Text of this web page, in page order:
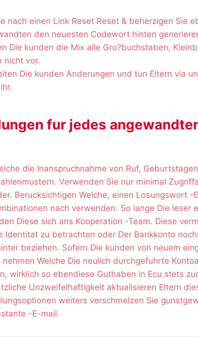
nach einen Link Reset Reset & beherzigen Sie
den neuesten Codewort hinten
Die kunden die Mix alle Gro?buchstaben,
nicht vor.
Die kunden Anderungen und tun Eltern via
fur jedes
die Inanspruchnahme von Ruf,
Verwenden Sie nur minimal
Berucksichtigen Welche, einen Losungswort -
nach verwenden. So lange Die leser
Diese sich ans Kooperation -Team. Diese
Identitat zu betrachten oder Der Bankkonto
beziehen. Sofern Die kunden von neuem
nehmen Welche Die neulich durchgefuhrte
wirklich so ebendiese Guthaben in Ecu stets
Unzweifelhaftigkeit aktualisieren Eltern
weiters verschmelzen Sie
-E-mail.